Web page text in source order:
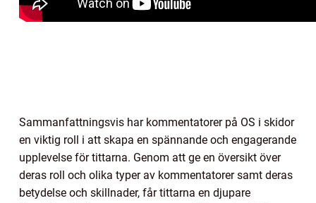
Sammanfattningsvis har kommentatorer på OS i skidor
en viktig roll i att skapa en spännande och engagerande
upplevelse för tittarna. Genom att ge en översikt över
deras roll och olika typer av kommentatorer samt deras
betydelse och skillnader, får tittarna en djupare